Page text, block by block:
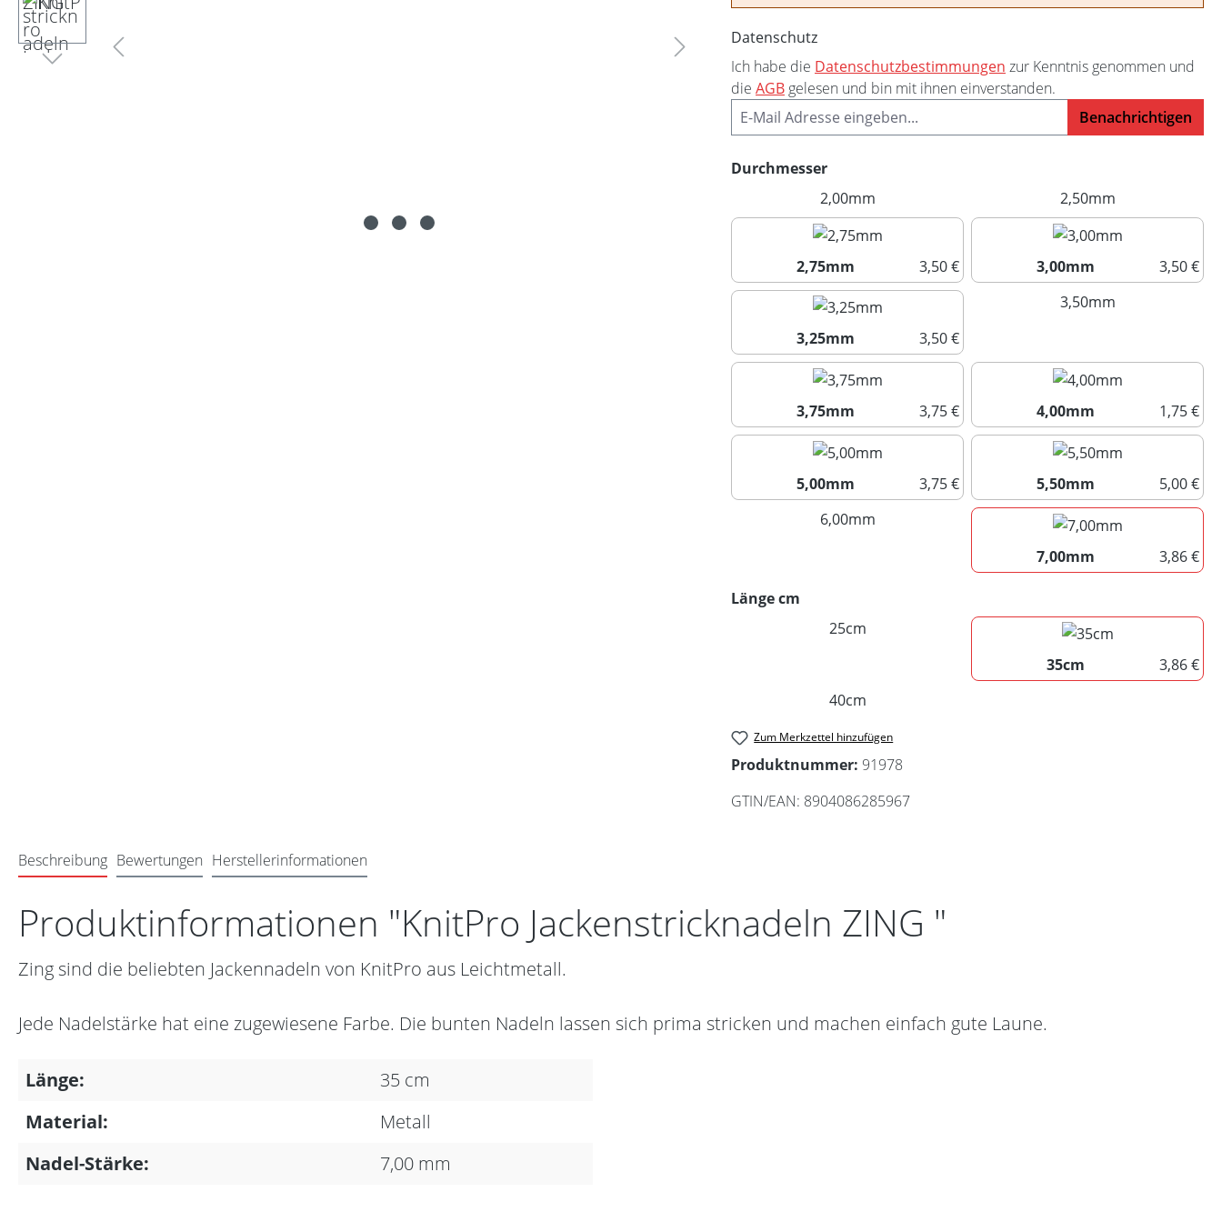
Datenschutz
Ich habe die Datenschutzbestimmungen zur Kenntnis genommen und
die AGB gelesen und bin mit ihnen einverstanden.
Benachrichtigen
Durchmesserauswählen
2,00mm(Diese Option ist zurzeit nicht verfügbar.)
2,50mm(Diese Option
2,75mm
3,50 €
2,75mm
3,00mm
3,50 €
3,00mm
3,25mm
3,50 €
3,25mm
3,50mm(Diese Option
3,75mm
3,75 €
3,75mm
4,00mm
1,75 €
4,00mm
5,00mm
3,75 €
5,00mm
5,50mm
5,00 €
5,50mm
6,00mm(Diese Option ist zurzeit nicht verfügbar.)
7,00mm
3,86 €
Länge cm
25cm(Diese Option ist zurzeit nicht verfügbar.)
35cm
3,86 €
40cm(Diese Option ist zurzeit nicht verfügbar.)
Zum Merkzettel hinzufügen
Produktnummer: 91978
GTIN/EAN: 8904086285967
Beschreibung Bewertungen Herstellerinformationen
Produktinformationen "KnitPro Jackenstricknadeln ZING "
Zing sind die beliebten Jackennadeln von KnitPro aus Leichtmetall.
Jede Nadelstärke hat eine zugewiesene Farbe. Die bunten Nadeln lassen sich prima stricken und machen einfach gute Laune.
Länge:
35 cm
Material:
Metall
Nadel-Stärke:
7,00 mm